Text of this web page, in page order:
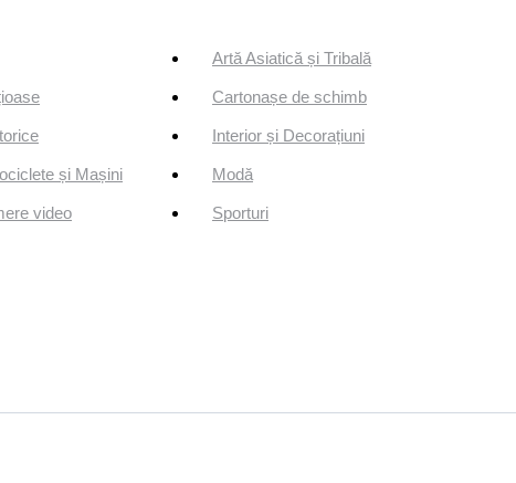
Artă Asiatică și Tribală
Cartonașe de schimb
Interior și Decorațiuni
și Mașini Modă
video Sporturi